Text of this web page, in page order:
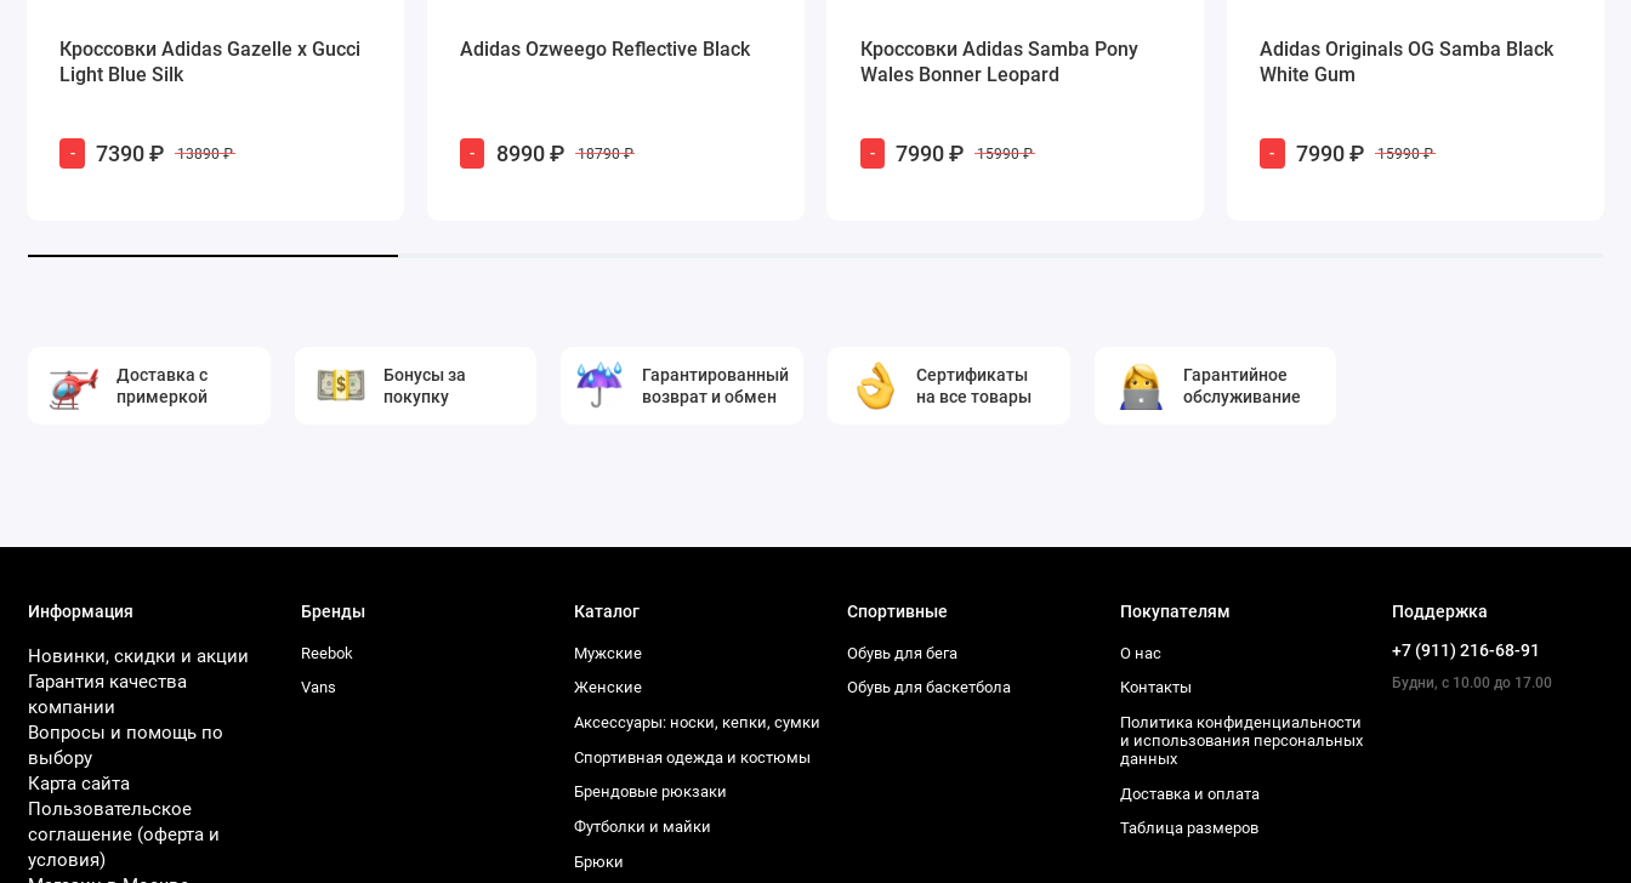
Кроссовки Adidas Gazelle x Gucci
Light Blue Silk
- 7390 ₽ 13890 ₽
Adidas Ozweego Reflective Black
- 8990 ₽ 18790 ₽
Кроссовки Adidas Samba Pony
Wales Bonner Leopard
- 7990 ₽ 15990 ₽
Adidas Originals OG Samba Black
White Gum
- 7990 ₽ 15990 ₽
Доставка с
примеркой
Бонусы за
покупку
Гарантированный
возврат и обмен
Сертификаты
на все товары
Гарантийное
обслуживание
Информация
Новинки, скидки и акции
Гарантия качества
компании
Вопросы и помощь по
выбору
Карта сайта
Пользовательское
соглашение (оферта и
условия)
Бренды
Reebok
Vans
Каталог
Мужские
Женские
Аксессуары: носки, кепки, сумки
Спортивная одежда и костюмы
Брендовые рюкзаки
Футболки и майки
Брюки
Спортивные
Обувь для бега
Обувь для баскетбола
Покупателям
О нас
Контакты
Политика конфиденциальности
и использования персональных
данных
Доставка и оплата
Таблица размеров
Поддержка
+7 (911) 216-68-91
Будни, с 10.00 до 17.00